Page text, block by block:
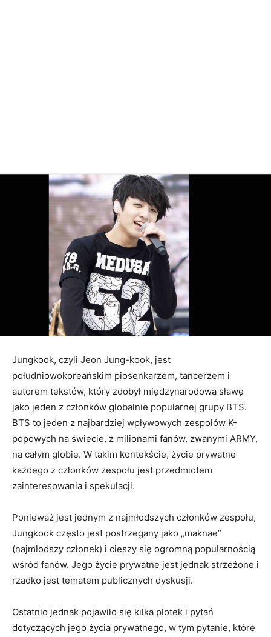
Jungkook, czyli Jeon Jung-kook, jest
południowokoreańskim piosenkarzem, tancerzem i
autorem tekstów, który zdobył międzynarodową sławę
jako jeden z członków globalnie popularnej grupy BTS.
BTS to jeden z najbardziej wpływowych zespołów K-
popowych na świecie, z milionami fanów, zwanymi ARMY,
na całym globie. W takim kontekście, życie prywatne
każdego z członków zespołu jest przedmiotem
zainteresowania i spekulacji.
Ponieważ jest jednym z najmłodszych członków zespołu,
Jungkook często jest postrzegany jako „maknae”
(najmłodszy członek) i cieszy się ogromną popularnością
wśród fanów. Jego życie prywatne jest jednak strzeżone i
rzadko jest tematem publicznych dyskusji.
Ostatnio jednak pojawiło się kilka plotek i pytań
dotyczących jego życia prywatnego, w tym pytanie, które